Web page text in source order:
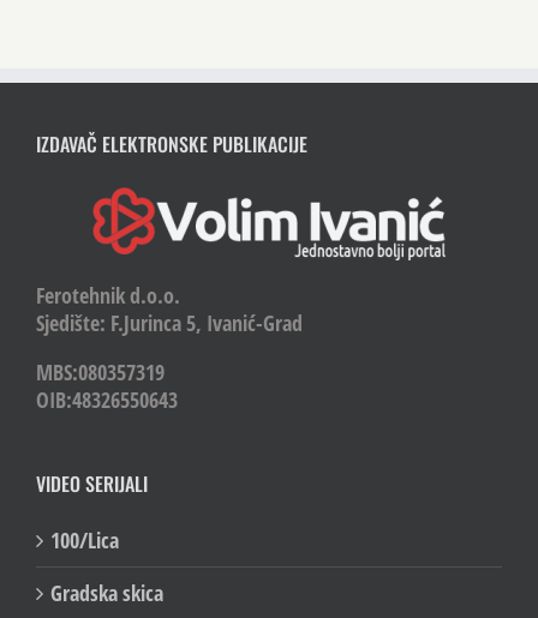
IZDAVAČ ELEKTRONSKE PUBLIKACIJE
Ferotehnik d.o.o.
Sjedište: F.Jurinca 5, Ivanić-Grad
MBS:080357319
OIB:48326550643
VIDEO SERIJALI
100/Lica
Gradska skica